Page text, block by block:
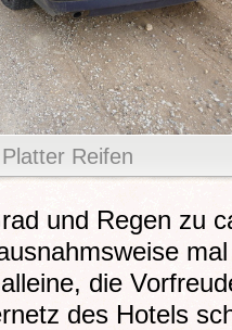
Platter Reifen
und Regen zu
die
des Hotels